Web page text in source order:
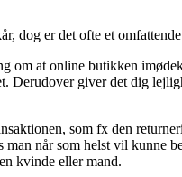
dog er det ofte et
om at online butikken
Derudover giver det dig
som fx den
man når som helst vil kunne
kvinde eller mand.